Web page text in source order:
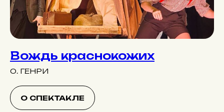
Вождь краснокожих
О. ГЕНРИ
О СПЕКТАКЛЕ